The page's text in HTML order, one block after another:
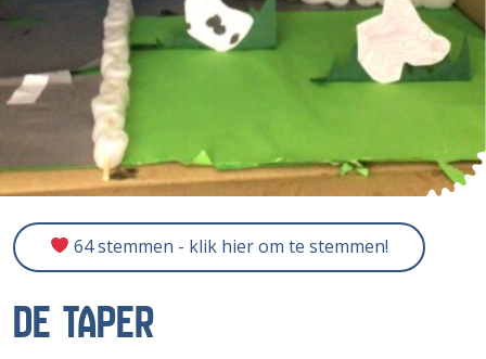
64 stemmen - klik hier om te stemmen!
DE TAPER